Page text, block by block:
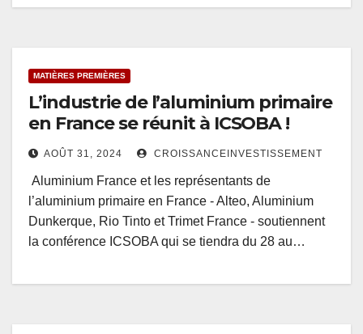
MATIÈRES PREMIÈRES
L’industrie de l’aluminium primaire
en France se réunit à ICSOBA !
AOÛT 31, 2024 CROISSANCEINVESTISSEMENT
Aluminium France et les représentants de
l’aluminium primaire en France - Alteo, Aluminium
Dunkerque, Rio Tinto et Trimet France - soutiennent
la conférence ICSOBA qui se tiendra du 28 au…